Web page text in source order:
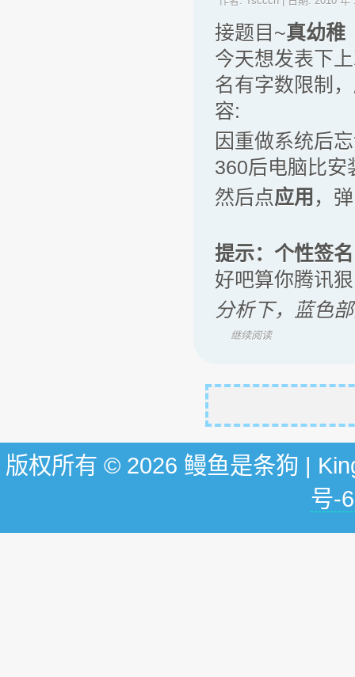
接题目~真幼稚
今天想发表下
名有字数限制
容:
因重做系统后
360后电脑比安
然后点应用 ，
提示： 个性签
好吧算你腾讯
分析下，蓝色
继续阅读
版权所有 © 2026 鳗鱼是条狗 |
号-